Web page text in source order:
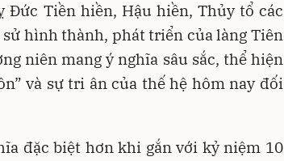
Đức Tiền hiền, Hậu hiền, Thủy tổ các
hình thành, phát triển của làng Tiên
niên mang ý nghĩa sâu sắc, thể hiện
và sự tri ân của thế hệ hôm nay đối
đặc biệt hơn khi gắn với kỷ niệm 10